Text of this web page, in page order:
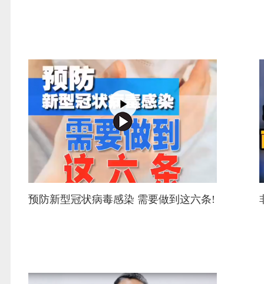
预防新型冠状病毒感染 需要做到这六条!